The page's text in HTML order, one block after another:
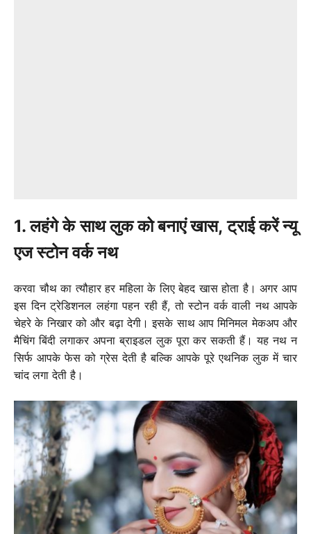
1. लहंगे के साथ लुक को बनाएं खास, ट्राई करें न्यू
एज स्टोन वर्क नथ
करवा चौथ का त्यौहार हर महिला के लिए बेहद खास होता है। अगर आप
इस दिन ट्रेडिशनल लहंगा पहन रही हैं, तो स्टोन वर्क वाली नथ आपके
चेहरे के निखार को और बढ़ा देगी। इसके साथ आप मिनिमल मेकअप और
मैचिंग बिंदी लगाकर अपना ब्राइडल लुक पूरा कर सकती हैं। यह नथ न
सिर्फ आपके फेस को ग्रेस देती है बल्कि आपके पूरे एथनिक लुक में चार
चांद लगा देती है।